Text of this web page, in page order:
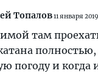
Топалов11 января 2019
там
погоду и когда